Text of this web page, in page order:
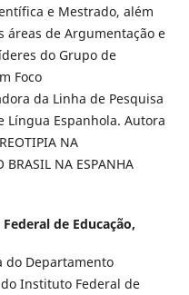
e Mestrado, além
áreas de Argumentação e
do Grupo de
Foco
da Linha de Pesquisa
Língua Espanhola. Autora
NA
BRASIL NA ESPANHA
de Educação,
do Departamento
Instituto Federal de